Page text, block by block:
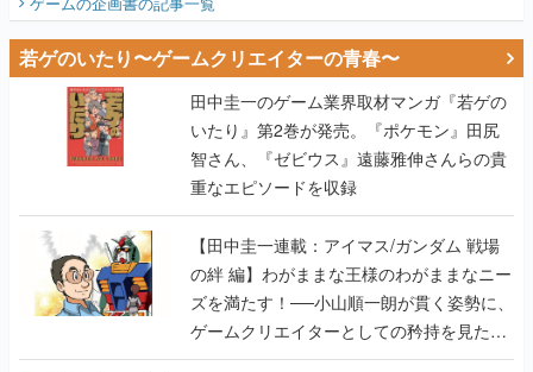
若ゲのいたり〜ゲームクリエイターの青春〜
田中圭一のゲーム業界取材マンガ『若ゲの
いたり』第2巻が発売。『ポケモン』田尻
智さん、『ゼビウス』遠藤雅伸さんらの貴
重なエピソードを収録
【田中圭一連載：アイマス/ガンダム 戦場
の絆 編】わがままな王様のわがままなニー
ズを満たす！──小山順一朗が貫く姿勢に、
ゲームクリエイターとしての矜持を見た
【若ゲのいたり最終回】